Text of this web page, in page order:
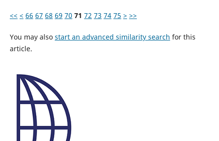
<< < 66 67 68 69 70 71 72 73 74 75 > >>
You may also start an advanced similarity search for this
article.